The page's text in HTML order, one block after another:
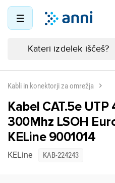
Kabli in konektorji za omrežja
Kabel CAT.5e UTP
300Mhz LSOH
KELine 9001014
KELine KAB-224243